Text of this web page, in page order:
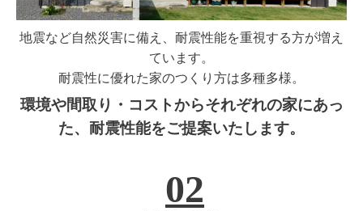
地震など自然災害に備え、耐震性能を重視する方が増え
ています。
耐震性に優れた家のつくり方は多種多様。
環境や間取り・コストからそれぞれの家にあっ
た、耐震性能をご提案いたします。
02